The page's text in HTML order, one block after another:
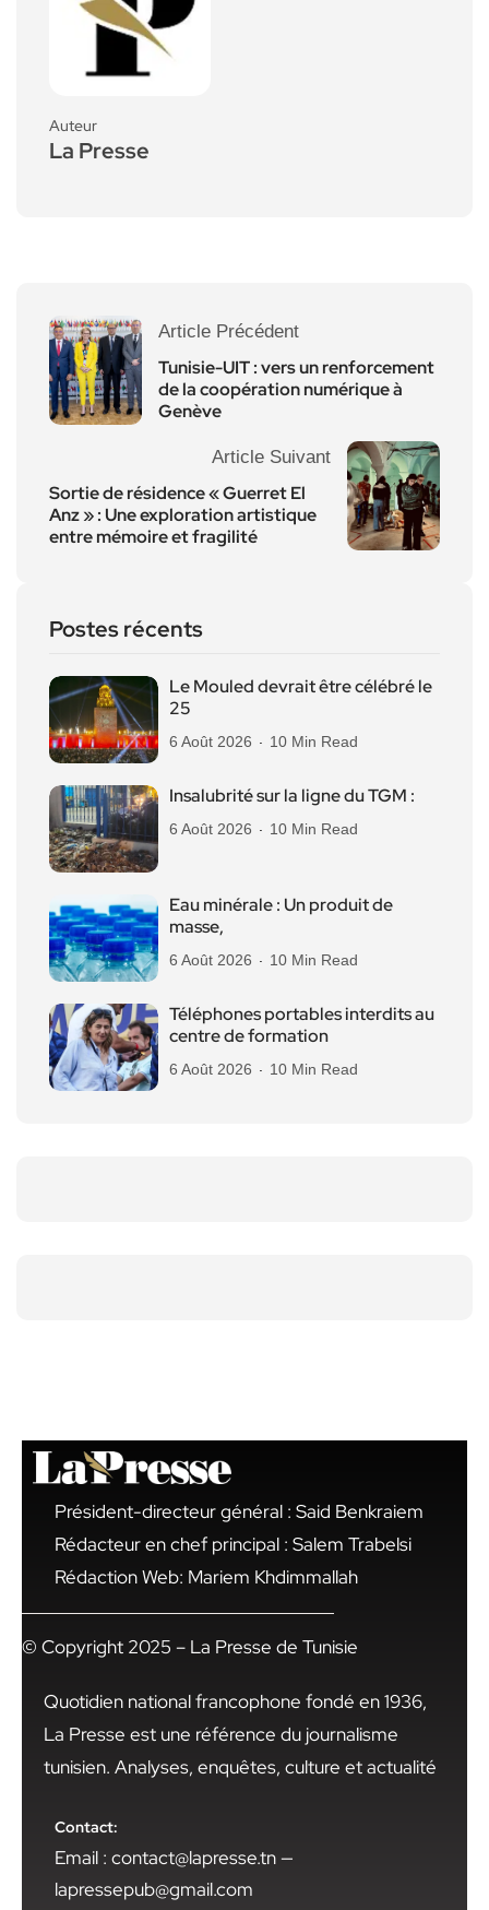
Auteur
La Presse
Article Précédent
Tunisie-UIT : vers un renforcement
de la coopération numérique à
Genève
Article Suivant
Sortie de résidence « Guerret El
Anz » : Une exploration artistique
entre mémoire et fragilité
Postes récents
Le Mouled devrait être célébré le
25
6 Août 2026 10 Min Read
Insalubrité sur la ligne du TGM :
6 Août 2026 10 Min Read
Eau minérale : Un produit de
masse,
6 Août 2026 10 Min Read
Téléphones portables interdits au
centre de formation
6 Août 2026 10 Min Read
Président-directeur général : Said Benkraiem
Rédacteur en chef principal : Salem Trabelsi
Rédaction Web: Mariem Khdimmallah
© Copyright 2025 – La Presse de Tunisie
Quotidien national francophone fondé en 1936,
La Presse est une référence du journalisme
tunisien. Analyses, enquêtes, culture et actualité
Contact:
Email : contact@lapresse.tn —
lapressepub@gmail.com